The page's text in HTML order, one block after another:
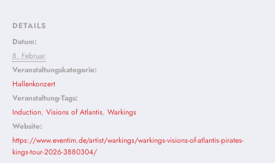
DETAILS
Datum:
8. Februar
Veranstaltungskategorie:
Hallenkonzert
Veranstaltung-Tags:
Induction, Visions of Atlantis, Warkings
Website:
https://www.eventim.de/artist/warkings/warkings-visions-of-atlantis-pirates-
kings-tour-2026-3880304/